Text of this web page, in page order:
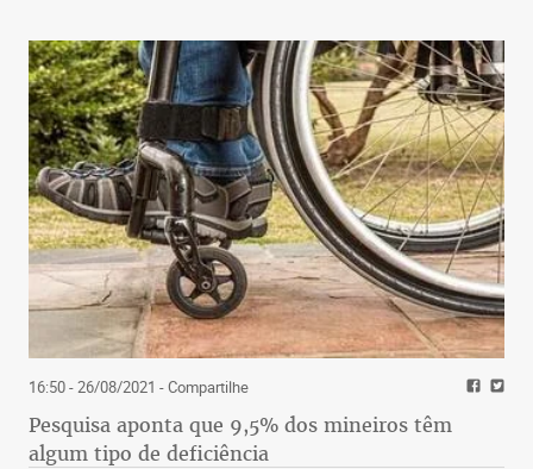
16:50 - 26/08/2021 - Compartilhe
Pesquisa aponta que 9,5% dos mineiros têm
algum tipo de deficiência